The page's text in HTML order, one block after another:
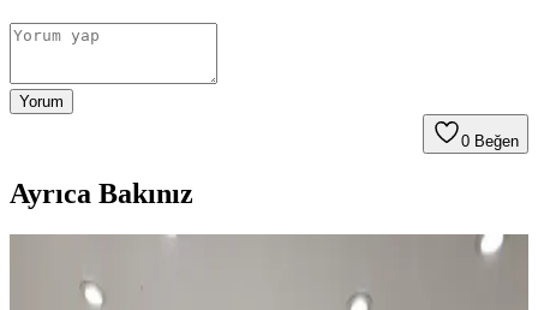
Yorum
0 Beğen
Ayrıca Bakınız
Estetik ve Koruyucu Yaklaşımlar